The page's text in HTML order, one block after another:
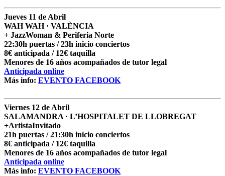
Jueves 11 de Abril
WAH WAH · VALÈNCIA
+ JazzWoman & Periferia Norte
22:30h puertas / 23h inicio conciertos
8€ anticipada / 12€ taquilla
Menores de 16 años acompañados de tutor legal
Anticipada online
Más info: EVENTO FACEBOOK
Viernes 12 de Abril
SALAMANDRA · L’HOSPITALET DE LLOBREGAT
+ArtistaInvitado
21h puertas / 21:30h inicio conciertos
8€ anticipada / 12€ taquilla
Menores de 16 años acompañados de tutor legal
Anticipada online
Más info: EVENTO FACEBOOK